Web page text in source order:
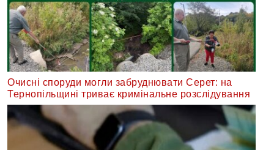
Очисні споруди могли забруднювати Серет: на
Тернопільщині триває кримінальне розслідування